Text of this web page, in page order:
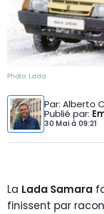
Photo: Lada
Par: Alberto
Publié par:
30 Mai à 09:21
La Lada Samara
finissent par